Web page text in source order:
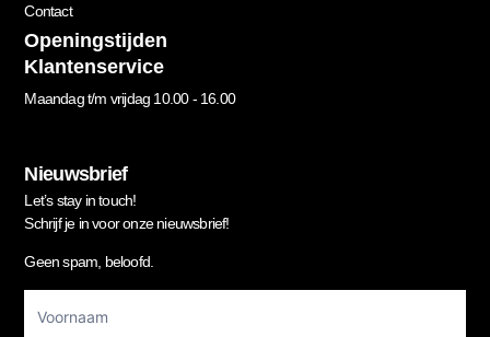
Contact
Openingstijden
Klantenservice
Maandag t/m vrijdag 10.00 - 16.00
Nieuwsbrief
Let’s stay in touch!
Schrijf je in voor onze nieuwsbrief!
Geen spam, beloofd.
Newsletter